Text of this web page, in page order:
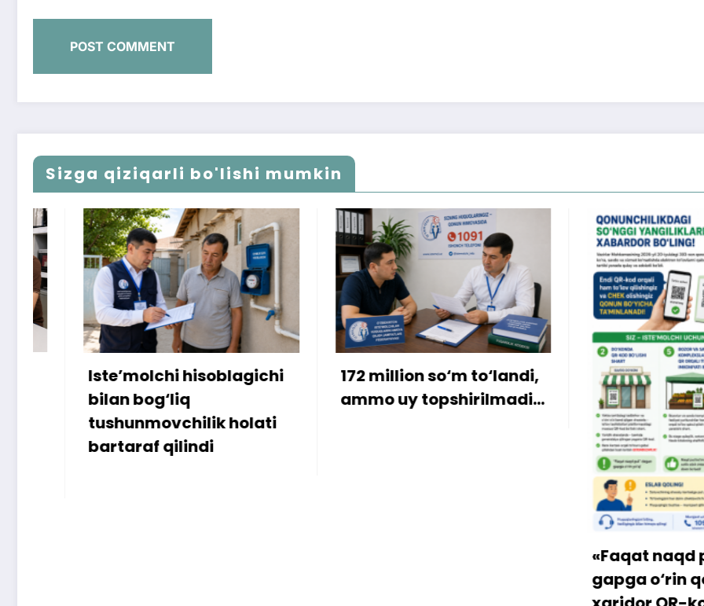
Sizga qiziqarli bo'lishi mumkin
Iste’molchi hisoblagichi
bilan bog‘liq
tushunmovchilik holati
bartaraf qilindi
172 million so‘m to‘landi,
ammo uy topshirilmadi…
«Faqat naqd pul»
gapga o‘rin